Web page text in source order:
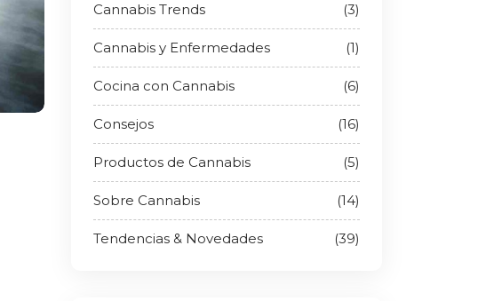
Cannabis Trends (3)
Cannabis y Enfermedades (1)
Cocina con Cannabis (6)
Consejos (16)
Productos de Cannabis (5)
Sobre Cannabis (14)
Tendencias & Novedades (39)